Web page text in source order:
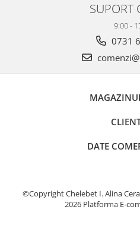
SUPORT
9:00 -
0731
DATE
©Copyright Chelebet I. Alina
2026 Platforma E-